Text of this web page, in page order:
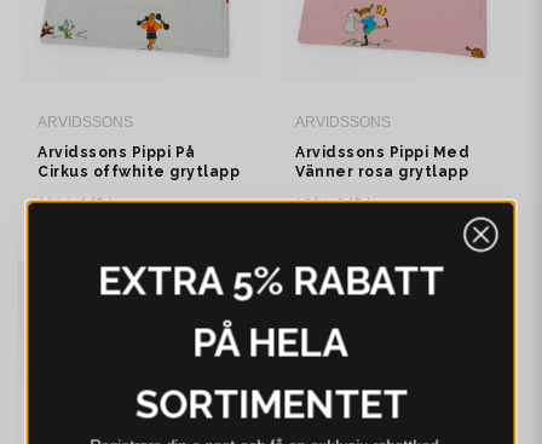
ARVIDSSONS
Arvidssons Pippi På
Cirkus offwhite grytlapp
148 kr
101 kr
ARVIDSSONS
Arvidssons Pippi Med
Vänner rosa grytlapp
148 kr
100 kr
-30%
EXTRA 5% RABATT
PÅ HELA
SORTIMENTET